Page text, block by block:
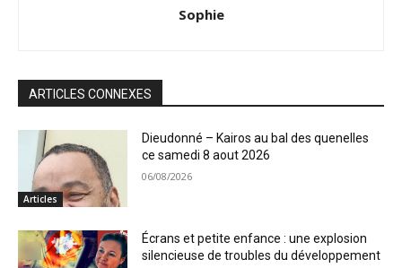
Sophie
ARTICLES CONNEXES
Articles
Dieudonné – Kairos au bal des quenelles
ce samedi 8 aout 2026
06/08/2026
Écrans et petite enfance : une explosion
silencieuse de troubles du développement